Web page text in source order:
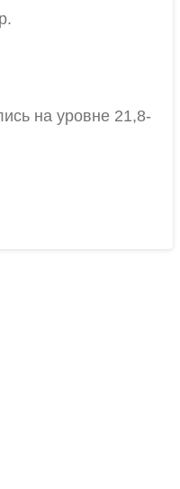
на уровне 21,8-